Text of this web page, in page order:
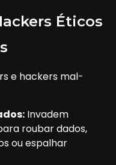
Éticos
e hackers mal-
Invadem
roubar dados,
ou espalhar